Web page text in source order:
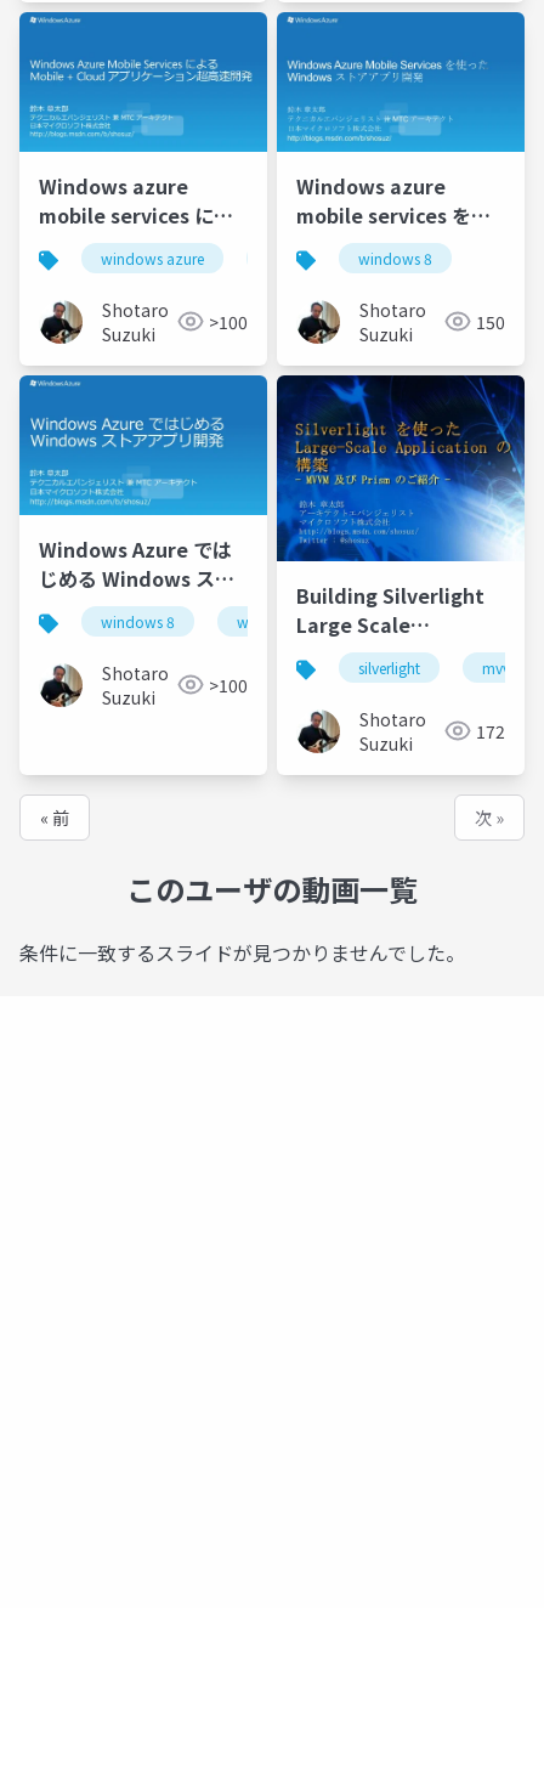
Windows azure
mobile services によ
る mobile + cloud ア
プリケーション超高速
開発
windows azure windows 8 ios
Shotaro
Suzuki
>100
Windows azure
mobile services を使
った windows ストア
アプリ開発 1027
windows 8
Shotaro
Suzuki
150
Windows Azure では
じめる Windows スト
アアプリ開発
windows 8 windows azure
Shotaro
Suzuki
>100
Building Silverlight
Large Scale
Application Using
MVVM
silverlight mvvm
Shotaro
Suzuki
172
« 前 次 »
このユーザの動画一覧
条件に一致するスライドが見つかりませんでした。